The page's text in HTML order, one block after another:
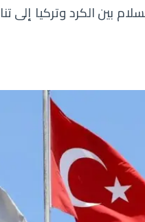
بين الكرد وتركيا إلى